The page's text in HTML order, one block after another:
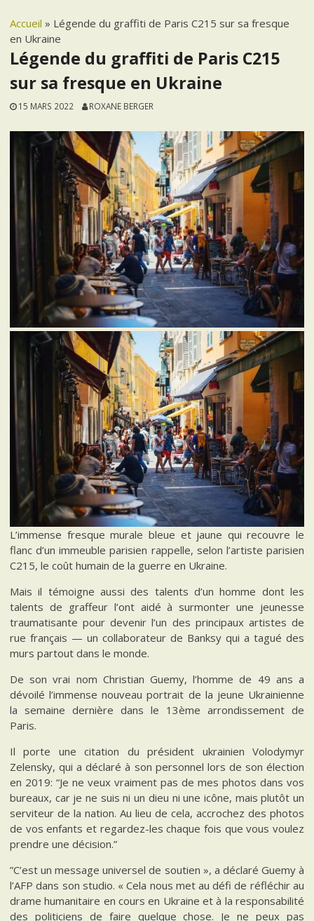
Accueil » Légende du graffiti de Paris C215 sur sa fresque
en Ukraine
Légende du graffiti de Paris C215
sur sa fresque en Ukraine
15 MARS 2022 ROXANE BERGER
L’immense fresque murale bleue et jaune qui recouvre le
flanc d’un immeuble parisien rappelle, selon l’artiste parisien
C215, le coût humain de la guerre en Ukraine.
Mais il témoigne aussi des talents d’un homme dont les
talents de graffeur l’ont aidé à surmonter une jeunesse
traumatisante pour devenir l’un des principaux artistes de
rue français — un collaborateur de Banksy qui a tagué des
murs partout dans le monde.
De son vrai nom Christian Guemy, l’homme de 49 ans a
dévoilé l’immense nouveau portrait de la jeune Ukrainienne
la semaine dernière dans le 13ème arrondissement de
Paris.
Il porte une citation du président ukrainien Volodymyr
Zelensky, qui a déclaré à son personnel lors de son élection
en 2019: “Je ne veux vraiment pas de mes photos dans vos
bureaux, car je ne suis ni un dieu ni une icône, mais plutôt un
serviteur de la nation. Au lieu de cela, accrochez des photos
de vos enfants et regardez-les chaque fois que vous voulez
prendre une décision.”
”C’est un message universel de soutien », a déclaré Guemy à
l’AFP dans son studio. « Cela nous met au défi de réfléchir au
drame humanitaire en cours en Ukraine et à la responsabilité
des politiciens de faire quelque chose. Je ne peux pas